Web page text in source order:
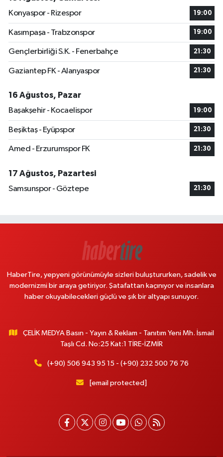
Konyaspor - Rizespor
19:00
Kasımpaşa - Trabzonspor 19:00
Gençlerbirliği S.K. - Fenerbahçe 21:30
Gaziantep FK - Alanyaspor 21:30
16 Ağustos, Pazar
Başakşehir - Kocaelispor
19:00
Beşiktaş - Eyüpspor 21:30
Amed - Erzurumspor FK 21:30
17 Ağustos, Pazartesi
Samsunspor - Göztepe
21:30
HaberTire, yepyeni görünümüyle sizleri buluştururken, sadelik ve
modernizmi bir araya getiriyor. Şatafattan kaçınıyor ve insanlara
haber okuyabilecekleri güçlü ve şık bir altyapı sunuyor.
ÇELİK MEDYA Basın - Yayın & Reklam - Tanıtım Yeni Mh. İsmail
Taşlı Cd. No:25 Kat:1 TİRE-İZMİR
(+90) 506 943 95 15 - (+90) 232 500 76 76
[email protected]